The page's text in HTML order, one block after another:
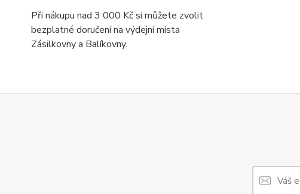
Při nákupu nad 3 000 Kč si můžete zvolit
bezplatné doručení na výdejní místa
Zásilkovny a Balíkovny.